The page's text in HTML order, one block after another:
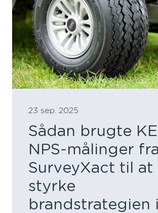
23 sep. 2025
Sådan brugte
NPS-målinger fra
SurveyXact til at
styrke
brandstrategien i